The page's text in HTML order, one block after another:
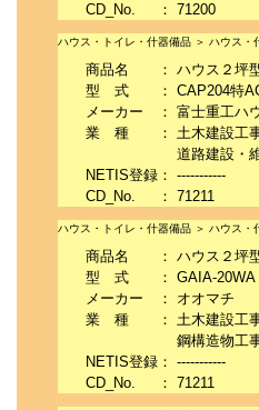
CD_No.
： 71200
ハウス・トイレ・什器備品 ＞ ハウス・
商品名 ： ハウス２坪
型 式
： CAP204特
メーカー
： 富士重工ハ
業 種
： 土木建設工
道路建設・
NETIS登録 ： -----------
CD_No.
： 71211
ハウス・トイレ・什器備品 ＞ ハウス・
商品名 ： ハウス２坪
型 式
： GAIA-20WA
メーカー
： オオマチ
業 種
： 土木建設工
鋼構造物工
NETIS登録 ： -----------
CD_No.
： 71211